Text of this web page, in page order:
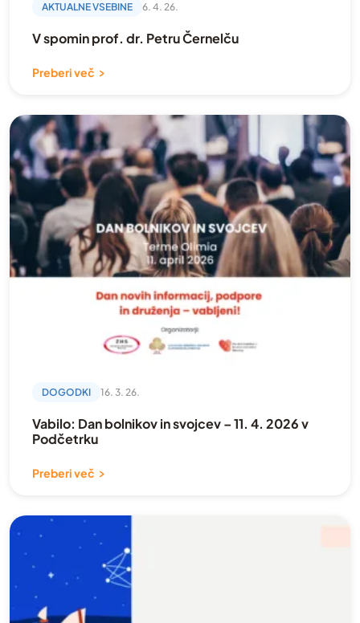
AKTUALNE VSEBINE 6. 4. 26.
V spomin prof. dr. Petru Černelču
Preberi več
DOGODKI 16. 3. 26.
Vabilo: Dan bolnikov in svojcev – 11. 4. 2026 v
Podčetrku
Preberi več